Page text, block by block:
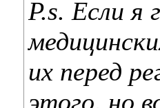
P.s. Если я
их перед
этого, но